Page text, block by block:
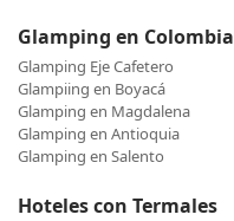
Glamping en Colombia
Glamping Eje Cafetero
Glampiing en Boyacá
Glamping en Magdalena
Glamping en Antioquia
Glamping en Salento
Hoteles con Termales